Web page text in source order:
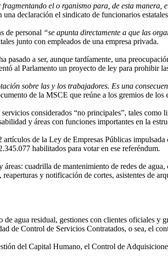
el o rganismo para, de esta manera,
una declaración el sindicato de funcionarios
de personal “se apunta directamente a que las
junto con empleados de una empresa privada.
a ser, aunque tardíamente, una
al Parlamento un proyecto de ley para prohibir
sobre las y los trabajadores. Es una
de la MSCE que reúne a los gremios de los
considerados “no principales”, tales como
y áreas con funciones importantes en la
de la Ley de Empresas Públicas impulsada
habilitados para votar en ese referéndum.
cuadrilla de mantenimiento de redes de
y notificación de cortes, asistentes de
agua residual, gestiones con clientes oficiales y
de Control de Servicios Contratados, o sea, el
del Capital Humano, el Control de